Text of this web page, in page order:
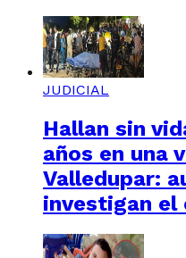
JUDICIAL
Hallan sin
años en una
Valledupar:
investigan el